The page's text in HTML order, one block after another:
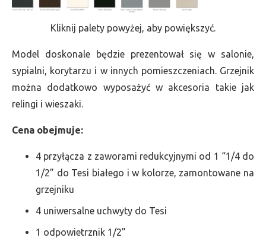
Kliknij palety powyżej, aby powiększyć.
Model doskonale będzie prezentował się w salonie,
sypialni, korytarzu i w innych pomieszczeniach. Grzejnik
można dodatkowo wyposażyć w akcesoria takie jak
relingi i wieszaki.
Cena obejmuje:
4 przyłącza z zaworami redukcyjnymi od 1 “1/4 do
1/2” do Tesi białego i w kolorze, zamontowane na
grzejniku
4 uniwersalne uchwyty do Tesi
1 odpowietrznik 1/2”